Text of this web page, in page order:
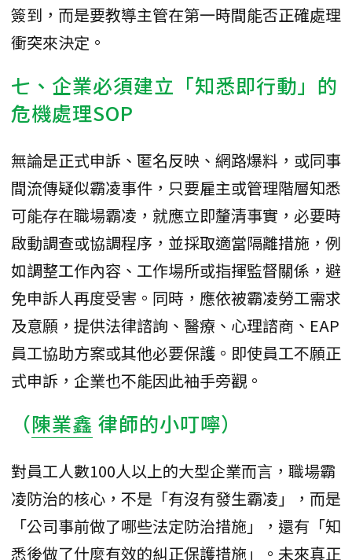
簽到，而是要教導主管在第一時間能否正確處理
衝突來決定。
七、企業必須建立「知悉即行動」的
危機處理SOP
無論是正式申訴、匿名反映、網路爆料，或同事
間流傳疑似霸凌事件，只要雇主或管理階層知悉
可能存在職場霸凌，就應立即釐清事實，必要時
啟動調查或協調程序，並採取適當隔離措施，例
如調整工作內容、工作場所或指揮監督關係，避
免申訴人再度受害。同時，應依被霸凌勞工需求
及意願，提供法律諮詢、醫療、心理諮商、EAP
員工協助方案或其他必要保護。即使員工不願正
式申訴，企業也不能因此袖手旁觀。
（陳業鑫 律師的小叮嚀）
對員工人數100人以上的大型企業而言，職場霸
凌防治的核心，不是「有沒有發生霸凌」，而是
「公司事前做了哪些法定防治措施」，還有「知
悉後做了什麼有效的糾正保護措施」。未來真正